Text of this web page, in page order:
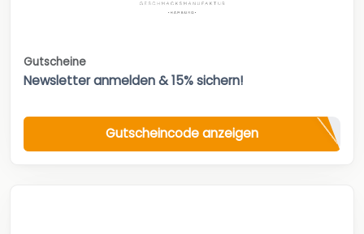
Gutscheine
Newsletter anmelden & 15% sichern!
Gutscheincode anzeigen